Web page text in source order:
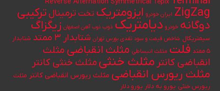
ZigZag ایران خودرو ایزومتریک تختترمینال ترکیبی
دوگانه خودرو دیامتریک ذوب ذوب آهن اصفهان زیگزاگ
سیمتریکال شاخص قیمت و سود نقدی بورس تهران شتابدار ۳ ممتد
شتابدار
۵ ممتد
فلت مثلث انبساطی مثلث انقباضی مثلث
انقباضی کانتر مثلث خنثی مثلث خنثی کانتر
مثلث ریورس انقباضی مثلث ریورس انقباضی کانتر مثلث
ریورس خنثی یورو به دلار یورو دلار